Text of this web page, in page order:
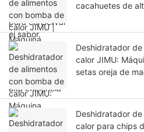
cacahuetes de
Deshidratador
calor JIMU:
setas oreja de
Deshidratador
calor para chips